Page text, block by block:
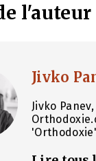
l'auteur
Jivko
Jivko